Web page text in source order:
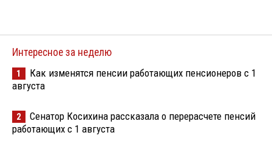
Интересное за неделю
1
Как изменятся пенсии работающих пенсионеров с 1
августа
2
Сенатор Косихина рассказала о перерасчете пенсий
работающих с 1 августа